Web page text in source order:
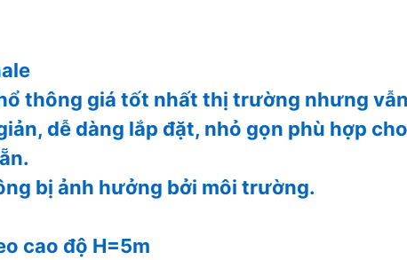
thông giá tốt nhất thị trường nhưng
dễ dàng lắp đặt, nhỏ gọn phù hợp
bị ảnh hưởng bởi môi trường.
cao độ H=5m